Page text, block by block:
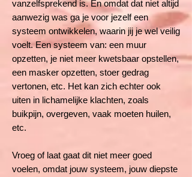
vanzelfsprekend is. En omdat dat niet altijd
aanwezig was ga je voor jezelf een
systeem ontwikkelen, waarin jij je wel veilig
voelt. Een systeem van: een muur
opzetten, je niet meer kwetsbaar opstellen,
een masker opzetten, stoer gedrag
vertonen, etc. Het kan zich echter ook
uiten in lichamelijke klachten, zoals
buikpijn, overgeven, vaak moeten huilen,
etc.
Vroeg of laat gaat dit niet meer goed
voelen, omdat jouw systeem, jouw diepste